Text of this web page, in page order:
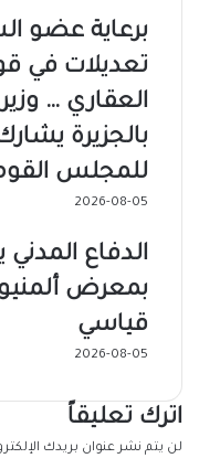
برعاية عضو
تعديلات في
العقاري …
للمجلس
2026-08-05
الدفاع
بمعرض
قياسي
2026-08-05
اترك تعليقاً
لن يتم نشر عنوان بريدك